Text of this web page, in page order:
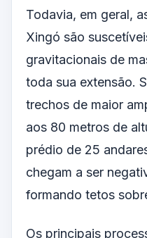
Todavia, em geral,
Xingó são
gravitacionais de
toda sua extensão.
trechos de maior
aos 80 metros de
prédio de 25
chegam a ser
formando tetos
Os principais